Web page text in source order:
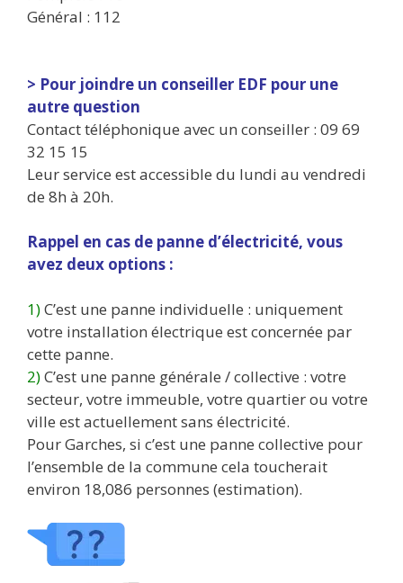
Général : 112
> Pour joindre un conseiller EDF pour une
autre question
Contact téléphonique avec un conseiller : 09 69
32 15 15
Leur service est accessible du lundi au vendredi
de 8h à 20h.
Rappel en cas de panne d’électricité, vous
avez deux options :
1)C’est une panne individuelle : uniquement
votre installation électrique est concernée par
cette panne.
2)C’est une panne générale / collective : votre
secteur, votre immeuble, votre quartier ou votre
ville est actuellement sans électricité.
Pour Garches, si c’est une panne collective pour
l’ensemble de la commune cela toucherait
environ 18,086 personnes (estimation).